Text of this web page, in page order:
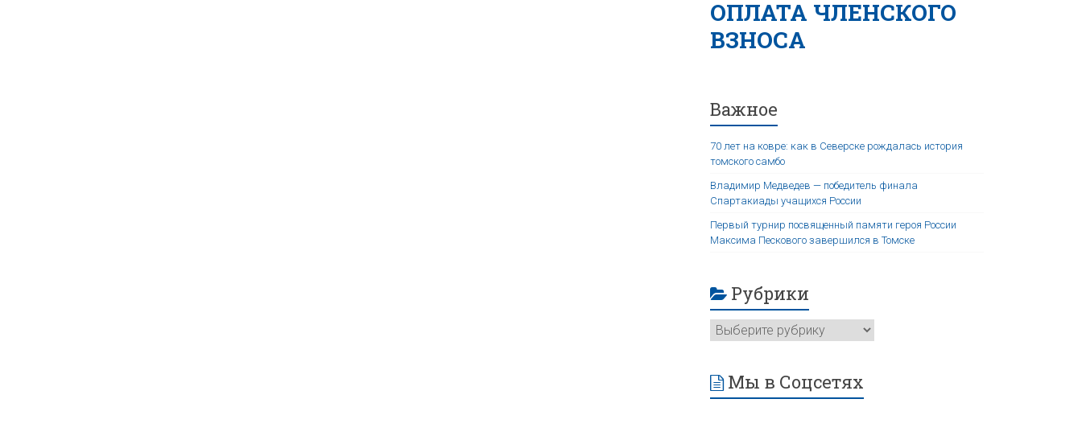
ОПЛАТА ЧЛЕНСКОГО
ВЗНОСА
Важное
70 лет на ковре: как в Северске рождалась история
томского самбо
Владимир Медведев — победитель финала
Спартакиады учащихся России
Первый турнир посвященный памяти героя России
Максима Пескового завершился в Томске
Рубрики
Мы в Соцсетях